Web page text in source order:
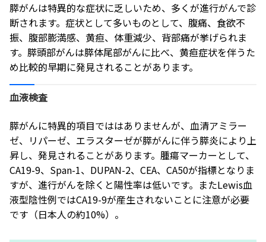
膵がんは特異的な症状に乏しいため、多くが進行がんで診
断されます。症状として多いものとして、腹痛、食欲不
振、腹部膨満感、黄疸、体重減少、背部痛が挙げられま
す。膵頭部がんは膵体尾部がんに比べ、黄疸症状を伴うた
め比較的早期に発見されることがあります。
血液検査
膵がんに特異的項目でははありませんが、血清アミラー
ゼ、リパーゼ、エラスターゼが膵がんに伴う膵炎により上
昇し、発見されることがあります。腫瘍マーカーとして、
CA19-9、Span-1、DUPAN-2、CEA、CA50が指標となりま
すが、進行がんを除くと陽性率は低いです。またLewis血
液型陰性例ではCA19-9が産生されないことに注意が必要
です（日本人の約10%）。